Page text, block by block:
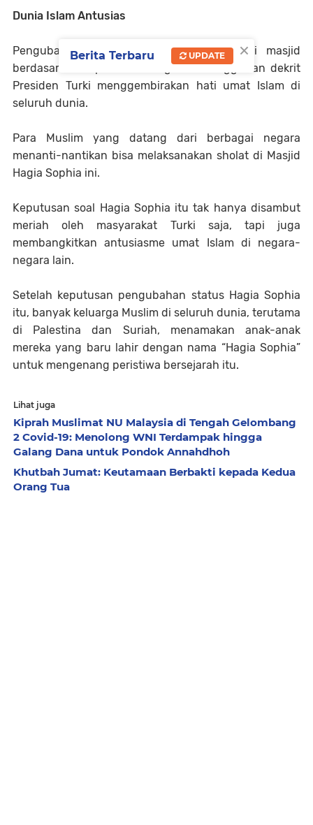
Dunia Islam Antusias
Pengubahan status Hagia Sophia sebagai masjid
berdasarkan keputusan Pengadilan Tinggi dan dekrit
Presiden Turki menggembirakan hati umat Islam di
seluruh dunia.
Para ​​Muslim yang datang dari berbagai negara
menanti-nantikan bisa melaksanakan sholat di Masjid
Hagia Sophia ini.
Keputusan soal Hagia Sophia itu tak hanya disambut
meriah oleh masyarakat Turki saja, tapi juga
membangkitkan antusiasme umat Islam di negara-
negara lain.
Setelah keputusan pengubahan status Hagia Sophia
itu, banyak keluarga Muslim di seluruh dunia, terutama
di Palestina dan Suriah, menamakan anak-anak
mereka yang baru lahir dengan nama “Hagia Sophia”
untuk mengenang peristiwa bersejarah itu.
Lihat juga
Kiprah Muslimat NU Malaysia di Tengah Gelombang
2 Covid-19: Menolong WNI Terdampak hingga
Galang Dana untuk Pondok Annahdhoh
Khutbah Jumat: Keutamaan Berbakti kepada Kedua
Orang Tua
×
Berita Terbaru UPDATE